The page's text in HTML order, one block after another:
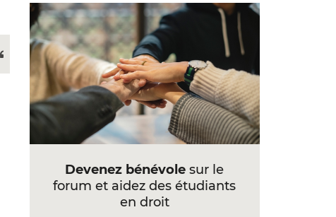
Devenez bénévole sur le
forum et aidez des étudiants
en droit